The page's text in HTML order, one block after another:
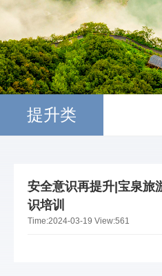
提升类
安全意识再提升|宝泉旅
识培训
Time:2024-03-19 View:561